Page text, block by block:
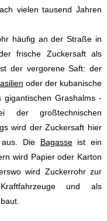
vielen tausend Jahren
häufig an der Straße in
frische Zuckersaft als
der vergorene Saft: der
oder der kubanische
Grashalms -
großtechnischen
wird der Zuckersaft hier
aus. Die Bagasseist ein
wird Papier oder Karton
wird Zuckerrohr zur
und als